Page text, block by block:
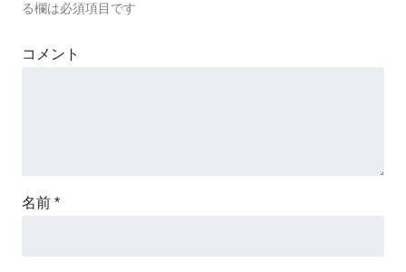
る欄は必須項目です
コメント
名前 *